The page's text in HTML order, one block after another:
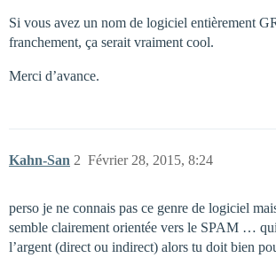
Si vous avez un nom de logiciel entièrement
franchement, ça serait vraiment cool.
Merci d’avance.
Kahn-San Février 28, 2015, 8:24
2
perso je ne connais pas ce genre de logiciel
semble clairement orientée vers le SPAM …
l’argent (direct ou indirect) alors tu doit bien